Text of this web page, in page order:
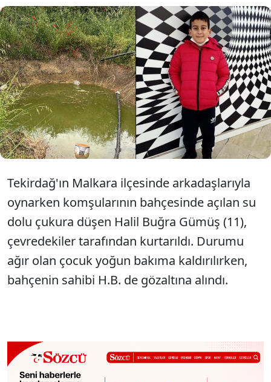
Tekirdağ'ın Malkara ilçesinde su dolu
çukura düşen 11 yaşındaki Halil
Buğra Gümüş, hastaneye kaldırıldı.
Tekirdağ'ın Malkara ilçesinde arkadaşlarıyla
oynarken komşularının bahçesinde açılan su
dolu çukura düşen Halil Buğra Gümüş (11),
çevredekiler tarafından kurtarıldı. Durumu
ağır olan çocuk yoğun bakıma kaldırılırken,
bahçenin sahibi H.B. de gözaltına alındı.